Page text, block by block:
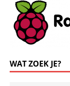
WAT ZOEK JE?